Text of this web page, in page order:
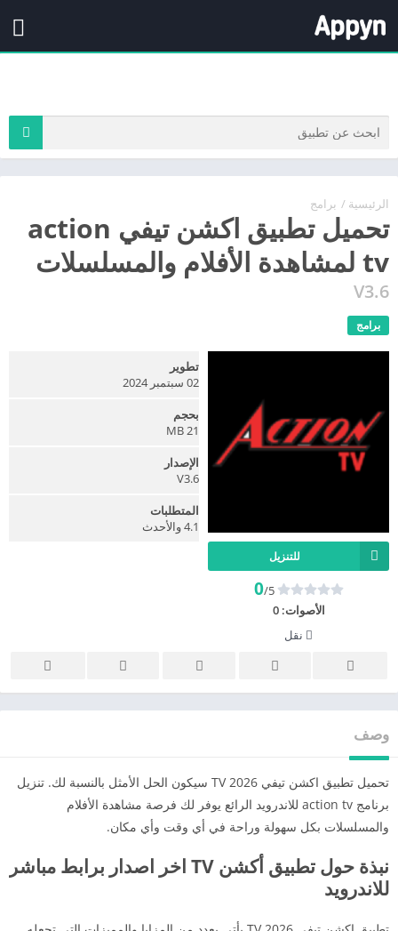
الرئيسية / برامج
تحميل تطبيق اكشن تيفي action
tv لمشاهدة الأفلام والمسلسلات
V3.6
برامج
للتنزيل
0/5
الأصوات:0
نقل
تطوير
02 سبتمبر 2024
بحجم
21 MB
الإصدار
V3.6
المتطلبات
4.1 والأحدث
وصف
تحميل تطبيق اكشن تيفي TV 2026 سيكون الحل الأمثل بالنسبة لك. تنزيل
برنامج action tv للاندرويد الرائع يوفر لك فرصة مشاهدة الأفلام
والمسلسلات بكل سهولة وراحة في أي وقت وأي مكان.
نبذة حول تطبيق أكشن TV اخر اصدار برابط مباشر
للاندرويد